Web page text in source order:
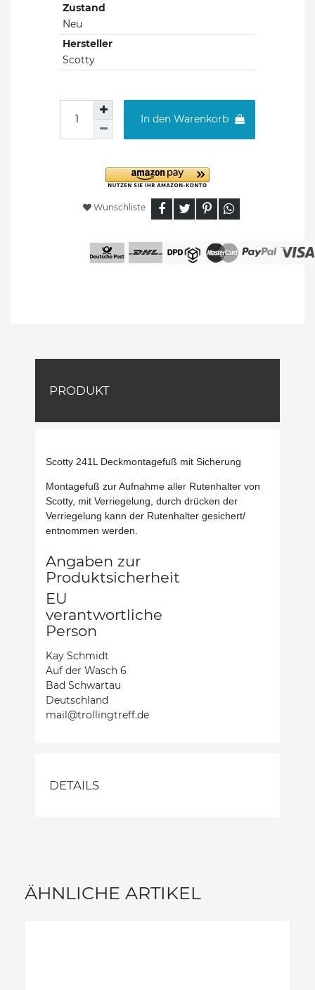
Zustand
Neu
Hersteller
Scotty
In den Warenkorb
Wunschliste
PRODUKT
Scotty 241L Deckmontagefuß mit Sicherung
Montagefuß zur Aufnahme aller Rutenhalter von
Scotty, mit Verriegelung, durch drücken der
Verriegelung kann der Rutenhalter gesichert/
entnommen werden.
Angaben zur
Produktsicherheit
EU
verantwortliche
Person
Kay Schmidt
Auf der Wasch 6
Bad Schwartau
Deutschland
mail@trollingtreff.de
DETAILS
ÄHNLICHE ARTIKEL